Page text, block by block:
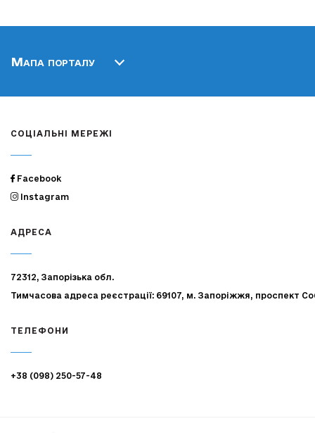
Мапа порталу
СОЦІАЛЬНІ МЕРЕЖІ
Facebook
Instagram
АДРЕСА
72312, Запорізька обл.
Тимчасова адреса реєстрації: 69107, м. Запоріжжя, проспект
ТЕЛЕФОНИ
+38 (098) 250-57-48